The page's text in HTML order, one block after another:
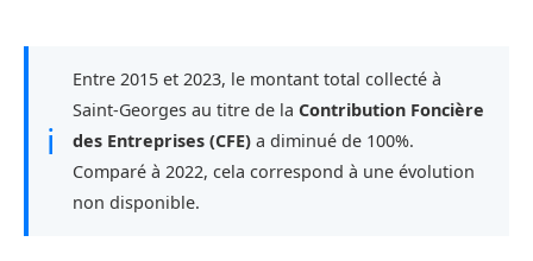
ℹ
Entre 2015 et 2023, le montant total collecté à
Saint-Georges au titre de la Contribution Foncière
des Entreprises (CFE) a diminué de 100%.
Comparé à 2022, cela correspond à une évolution
non disponible.